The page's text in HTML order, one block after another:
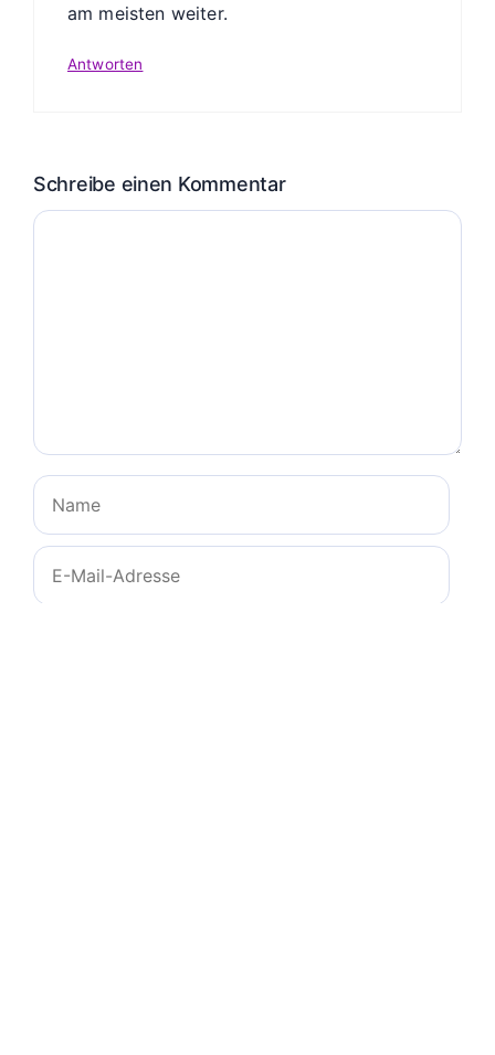
am meisten weiter.
Antworten
Schreibe einen Kommentar
Kommentar
Name
E-
Mail-